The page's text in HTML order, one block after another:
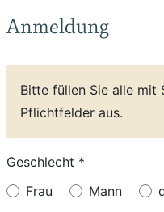
Anmeldung
Bitte füllen Sie alle mit
Pflichtfelder aus.
Geschlecht *
Frau
Mann